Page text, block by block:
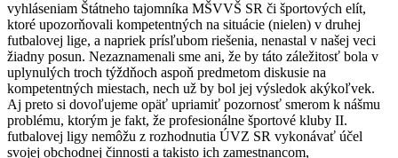
vyhláseniam Štátneho tajomníka MŠVVŠ SR či športových elít,
ktoré upozorňovali kompetentných na situácie (nielen) v druhej
futbalovej lige, a napriek prísľubom riešenia, nenastal v našej veci
žiadny posun. Nezaznamenali sme ani, že by táto záležitosť bola v
uplynulých troch týždňoch aspoň predmetom diskusie na
kompetentných miestach, nech už by bol jej výsledok akýkoľvek.
Aj preto si dovoľujeme opäť upriamiť pozornosť smerom k nášmu
problému, ktorým je fakt, že profesionálne športové kluby II.
futbalovej ligy nemôžu z rozhodnutia ÚVZ SR vykonávať účel
svojej obchodnej činnosti a takisto ich zamestnancom,